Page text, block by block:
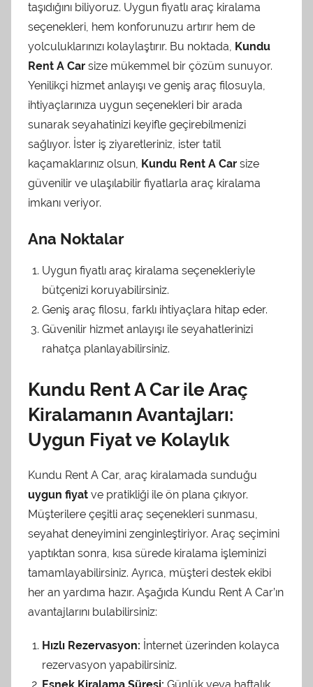
i
n
t
a
a
d
a
taşıdığını biliyoruz. Uygun fiyatlı araç kiralama
seçenekleri, hem konforunuzu artırır hem de
yolculuklarınızı kolaylaştırır. Bu noktada, Kundu
Rent A Car size mükemmel bir çözüm sunuyor.
Yenilikçi hizmet anlayışı ve geniş araç filosuyla,
ihtiyaçlarınıza uygun seçenekleri bir arada
sunarak seyahatinizi keyifle geçirebilmenizi
sağlıyor. İster iş ziyaretleriniz, ister tatil
kaçamaklarınız olsun, Kundu Rent A Car size
güvenilir ve ulaşılabilir fiyatlarla araç kiralama
imkanı veriyor.
Ana Noktalar
Uygun fiyatlı araç kiralama seçenekleriyle
bütçenizi koruyabilirsiniz.
Geniş araç filosu, farklı ihtiyaçlara hitap eder.
Güvenilir hizmet anlayışı ile seyahatlerinizi
rahatça planlayabilirsiniz.
Kundu Rent A Car ile Araç
Kiralamanın Avantajları:
Uygun Fiyat ve Kolaylık
Kundu Rent A Car, araç kiralamada sunduğu
uygun fiyat ve pratikliği ile ön plana çıkıyor.
Müşterilere çeşitli araç seçenekleri sunmasu,
seyahat deneyimini zenginleştiriyor. Araç seçimini
yaptıktan sonra, kısa sürede kiralama işleminizi
tamamlayabilirsiniz. Ayrıca, müşteri destek ekibi
her an yardıma hazır. Aşağıda Kundu Rent A Car’ın
avantajlarını bulabilirsiniz:
Hızlı Rezervasyon: İnternet üzerinden kolayca
rezervasyon yapabilirsiniz.